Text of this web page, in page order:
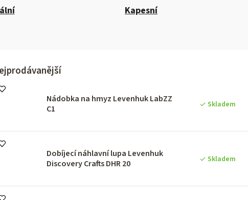
Kapesní
Nádobka na hmyz Levenhuk LabZZ
C1
Skladem
Dobíjecí náhlavní lupa Levenhuk
Discovery Crafts DHR 20
Skladem